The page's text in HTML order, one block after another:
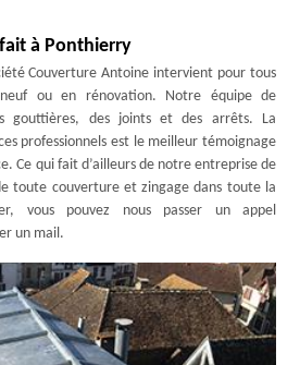
à Ponthierry
Couverture Antoine intervient pour tous
ou en rénovation. Notre équipe de
gouttières, des joints et des arrêts. La
professionnels est le meilleur témoignage
Ce qui fait d’ailleurs de notre entreprise de
toute couverture et zingage dans toute la
vous pouvez nous passer un appel
un mail.